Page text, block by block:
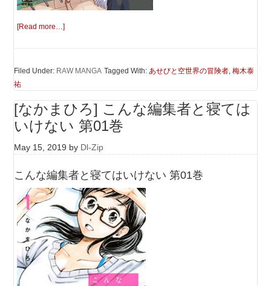
[Read more…]
Filed Under: RAW MANGA Tagged With:あせびと空世界の冒険者,梅木泰
祐
[なかまひろ] こんな編集者と寝ては
いけない 第01巻
May 15, 2019 by Dl-Zip
こんな編集者と寝てはいけない 第01巻